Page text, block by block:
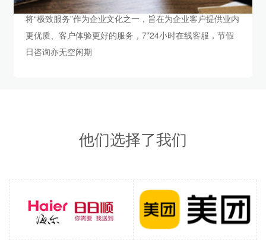
将“极致服务”作为企业文化之一，旨在为企业客户提供业内
更优质、客户体验更好的服务，7*24小时在线客服，节假
日咨询亦无空闲期
他们选择了我们